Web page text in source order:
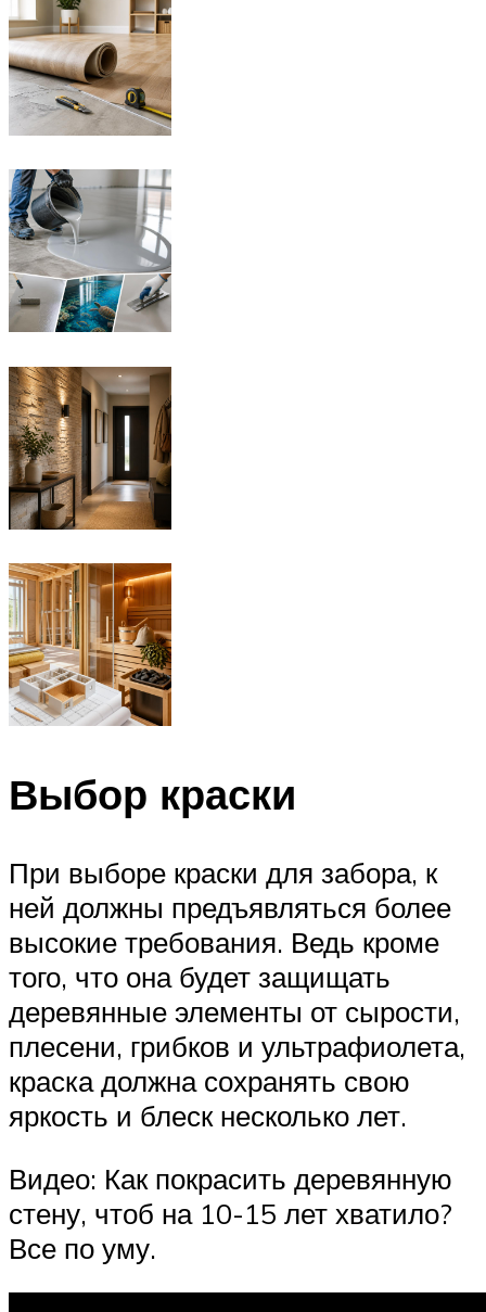
Выбор краски
При выборе краски для забора, к
ней должны предъявляться более
высокие требования. Ведь кроме
того, что она будет защищать
деревянные элементы от сырости,
плесени, грибков и ультрафиолета,
краска должна сохранять свою
яркость и блеск несколько лет.
Видео: Как покрасить деревянную
стену, чтоб на 10-15 лет хватило?
Все по уму.